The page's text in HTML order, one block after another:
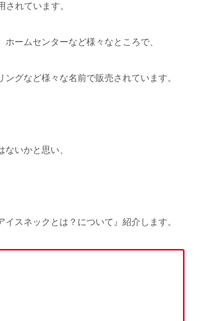
されています。
ームセンターなど様々なところで、
グなど様々な名前で販売されています。
ないかと思い、
スネックとは？について』紹介します。